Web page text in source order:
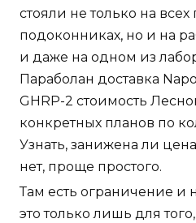
стояли не только на всех
подоконниках, но и на
и даже на одном из
Параболан доставка
GHRP-2 стоимость
конкретных планов по
Узнать, занижена ли
нет, проще простого.
Там есть ограничение
это только лишь для